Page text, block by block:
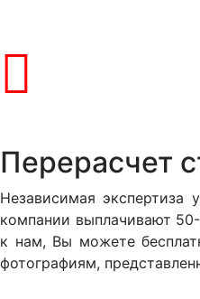
Перерасчет
Независимая
компании выплачивают
к нам, Вы можете
фотографиям,